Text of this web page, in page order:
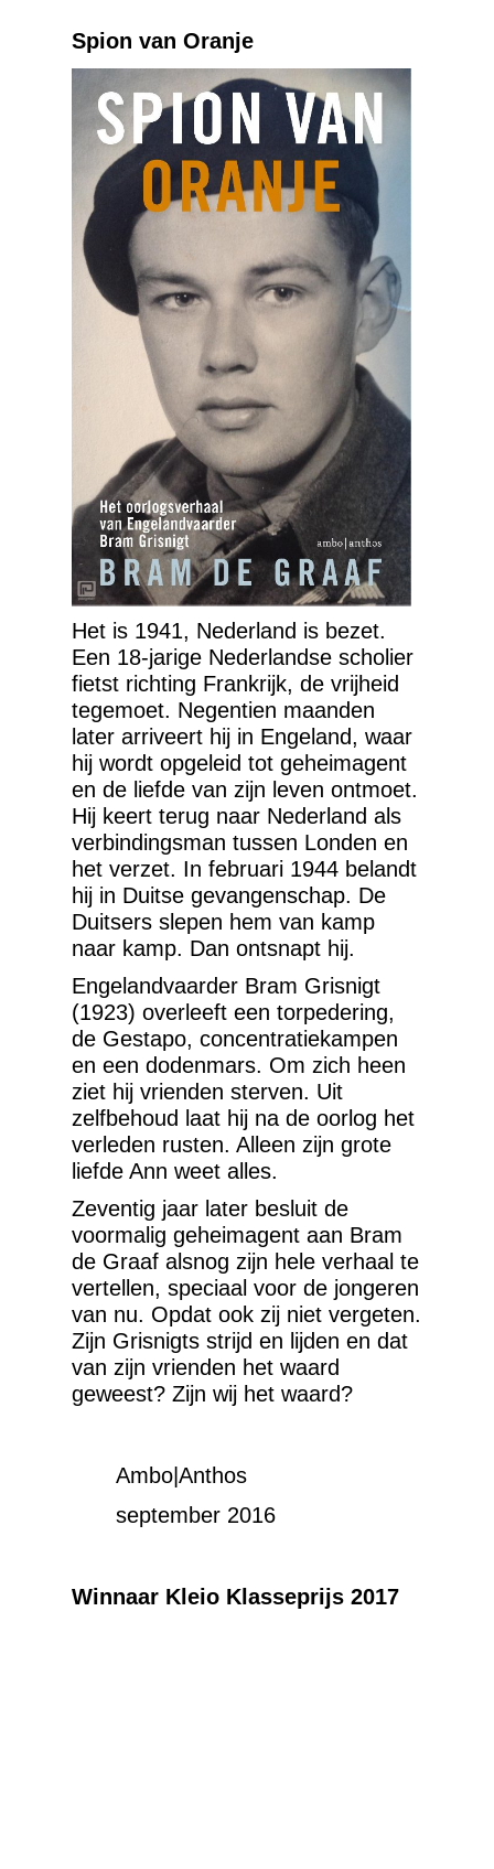
Spion van Oranje
Het is 1941, Nederland is bezet.
Een 18-jarige Nederlandse scholier
fietst richting Frankrijk, de vrijheid
tegemoet. Negentien maanden
later arriveert hij in Engeland, waar
hij wordt opgeleid tot geheimagent
en de liefde van zijn leven ontmoet.
Hij keert terug naar Nederland als
verbindingsman tussen Londen en
het verzet. In februari 1944 belandt
hij in Duitse gevangenschap. De
Duitsers slepen hem van kamp
naar kamp. Dan ontsnapt hij.
Engelandvaarder Bram Grisnigt
(1923) overleeft een torpedering,
de Gestapo, concentratiekampen
en een dodenmars. Om zich heen
ziet hij vrienden sterven. Uit
zelfbehoud laat hij na de oorlog het
verleden rusten. Alleen zijn grote
liefde Ann weet alles.
Zeventig jaar later besluit de
voormalig geheimagent aan Bram
de Graaf alsnog zijn hele verhaal te
vertellen, speciaal voor de jongeren
van nu. Opdat ook zij niet vergeten.
Zijn Grisnigts strijd en lijden en dat
van zijn vrienden het waard
geweest? Zijn wij het waard?
Ambo|Anthos
september 2016
Winnaar Kleio Klasseprijs 2017